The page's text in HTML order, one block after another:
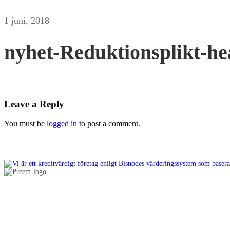
1 juni, 2018
nyhet-Reduktionsplikt-
Leave a Reply
You must be logged in to post a comment.